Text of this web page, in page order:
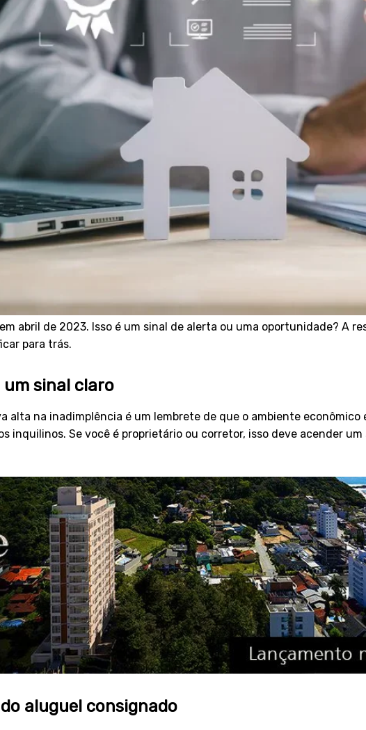
abril de 2023. Isso é um sinal de alerta ou uma oportunidade? A
para trás.
sinal claro
alta na inadimplência é um lembrete de que o ambiente
inquilinos. Se você é proprietário ou corretor, isso deve acender
aluguel consignado